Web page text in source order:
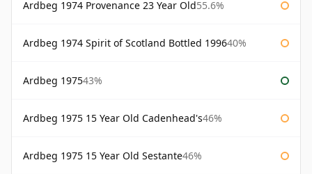
Ardbeg 1974 Provenance 23 Year Old55.6%
Ardbeg 1974 Spirit of Scotland Bottled 199640%
Ardbeg 197543%
Ardbeg 1975 15 Year Old Cadenhead's46%
Ardbeg 1975 15 Year Old Sestante46%